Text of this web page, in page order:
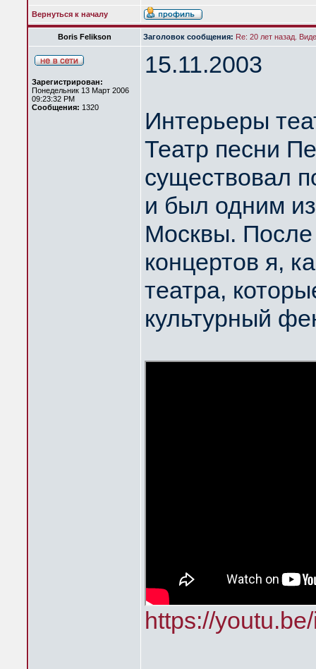
Вернуться к началу
Boris Felikson Заголовок сообщения: Re: 20 лет назад.
Зарегистрирован:
Понедельник 13 Март 2006
09:23:32 PM
Сообщения: 1320
15.11.2003
Интерьеры
Театр песни
существовал
и был одним
Москвы. После
концертов я,
театра,
культурный
https://